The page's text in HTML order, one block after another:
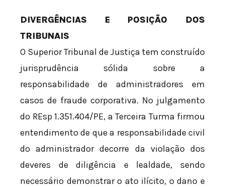
DIVERGÊNCIAS E POSIÇÃO DOS
TRIBUNAIS
O Superior Tribunal de Justiça tem construído
jurisprudência sólida sobre a
responsabilidade de administradores em
casos de fraude corporativa. No julgamento
do REsp 1.351.404/PE, a Terceira Turma firmou
entendimento de que a responsabilidade civil
do administrador decorre da violação dos
deveres de diligência e lealdade, sendo
necessário demonstrar o ato ilícito, o dano e